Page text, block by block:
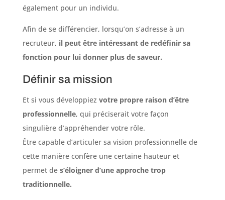
également pour un individu.
Afin de se différencier, lorsqu’on s’adresse à un
recruteur, il peut être intéressant de redéfinir sa
fonction pour lui donner plus de saveur.
Définir sa mission
Et si vous développiez votre propre raison d’être
professionnelle, qui préciserait votre façon
singulière d’appréhender votre rôle.
Être capable d’articuler sa vision professionnelle de
cette manière confère une certaine hauteur et
permet de s’éloigner d’une approche trop
traditionnelle.